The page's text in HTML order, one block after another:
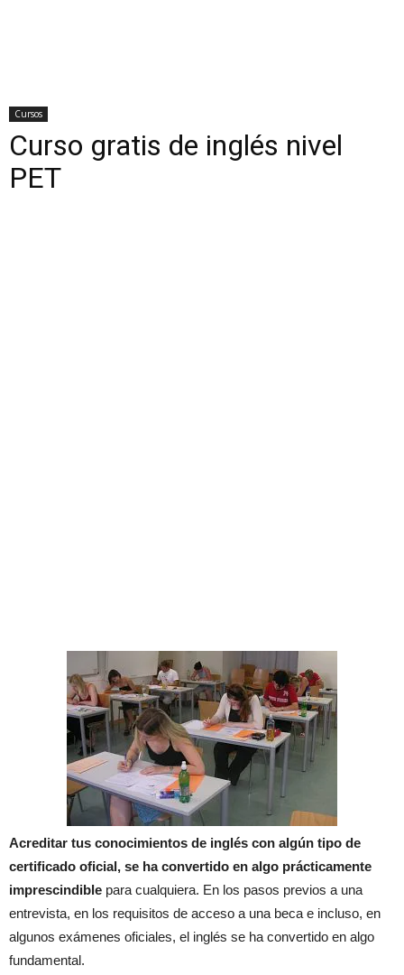
Cursos
Curso gratis de inglés nivel
PET
Acreditar tus conocimientos de inglés con algún tipo de
certificado oficial, se ha convertido en algo prácticamente
imprescindible para cualquiera. En los pasos previos a una
entrevista, en los requisitos de acceso a una beca e incluso, en
algunos exámenes oficiales, el inglés se ha convertido en algo
fundamental.